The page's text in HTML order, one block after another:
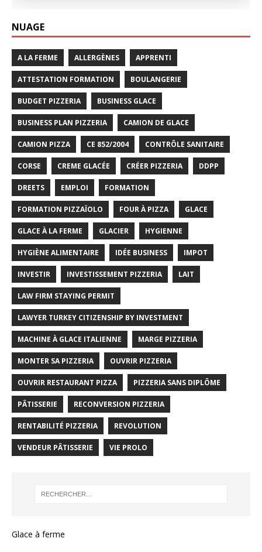
NUAGE
A LA FERME ALLERGÈNES APPRENTI
ATTESTATION FORMATION BOULANGERIE
BUDGET PIZZERIA BUSINESS GLACE
BUSINESS PLAN PIZZERIA CAMION DE GLACE
CAMION PIZZA CE 852/2004 CONTRÔLE SANITAIRE
CORSE CREME GLACÉE CRÉER PIZZERIA DDPP
DREETS EMPLOI FORMATION
FORMATION PIZZAÏOLO FOUR À PIZZA GLACE
GLACE À LA FERME GLACIER HYGIENNE
HYGIÈNE ALIMENTAIRE IDÉE BUSINESS IMPOT
INVESTIR INVESTISSEMENT PIZZERIA LAIT
LAW FIRM STAYING PERMIT
LAWYER TURKEY CITIZENSHIP BY INVESTMENT
MACHINE À GLACE ITALIENNE MARGE PIZZERIA
MONTER SA PIZZERIA OUVRIR PIZZERIA
OUVRIR RESTAURANT PIZZA PIZZERIA SANS DIPLÔME
PÂTISSERIE RECONVERSION PIZZERIA
RENTABILITÉ PIZZERIA REVOLUTION
VENDEUR PÂTISSERIE VIE PROLO
Glace à ferme